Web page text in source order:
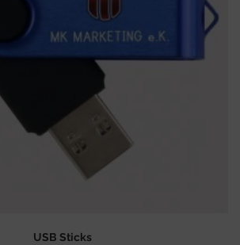
USB Sticks